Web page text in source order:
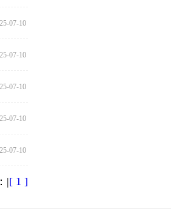
07-10
07-10
07-10
07-10
07-10
|[ 1 ]